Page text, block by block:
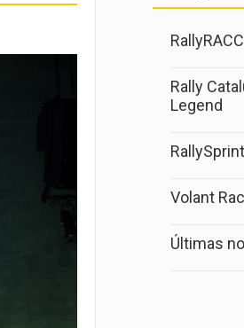
RallyRACC
Rally
Legend
Volant
Últimas